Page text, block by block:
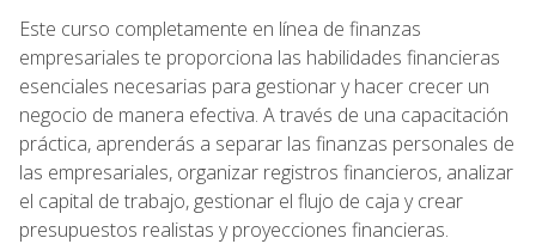
Este curso completamente en línea de finanzas
empresariales te proporciona las habilidades financieras
esenciales necesarias para gestionar y hacer crecer un
negocio de manera efectiva. A través de una capacitación
práctica, aprenderás a separar las finanzas personales de
las empresariales, organizar registros financieros, analizar
el capital de trabajo, gestionar el flujo de caja y crear
presupuestos realistas y proyecciones financieras.